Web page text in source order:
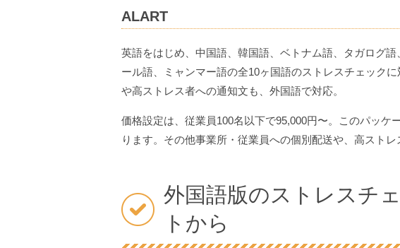
ALART
英語をはじめ、中国語、韓国語、ベトナム語、タガログ
ール語、ミャンマー語の全10ヶ国語のストレスチェック
や高ストレス者への通知文も、外国語で対応。
価格設定は、従業員100名以下で95,000円〜。このパッ
ります。その他事業所・従業員への個別配送や、高スト
外国語版のストレスチ
トから